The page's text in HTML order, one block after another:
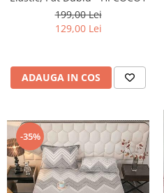
199,00 Lei
129,00 Lei
ADAUGA IN COS
-35%